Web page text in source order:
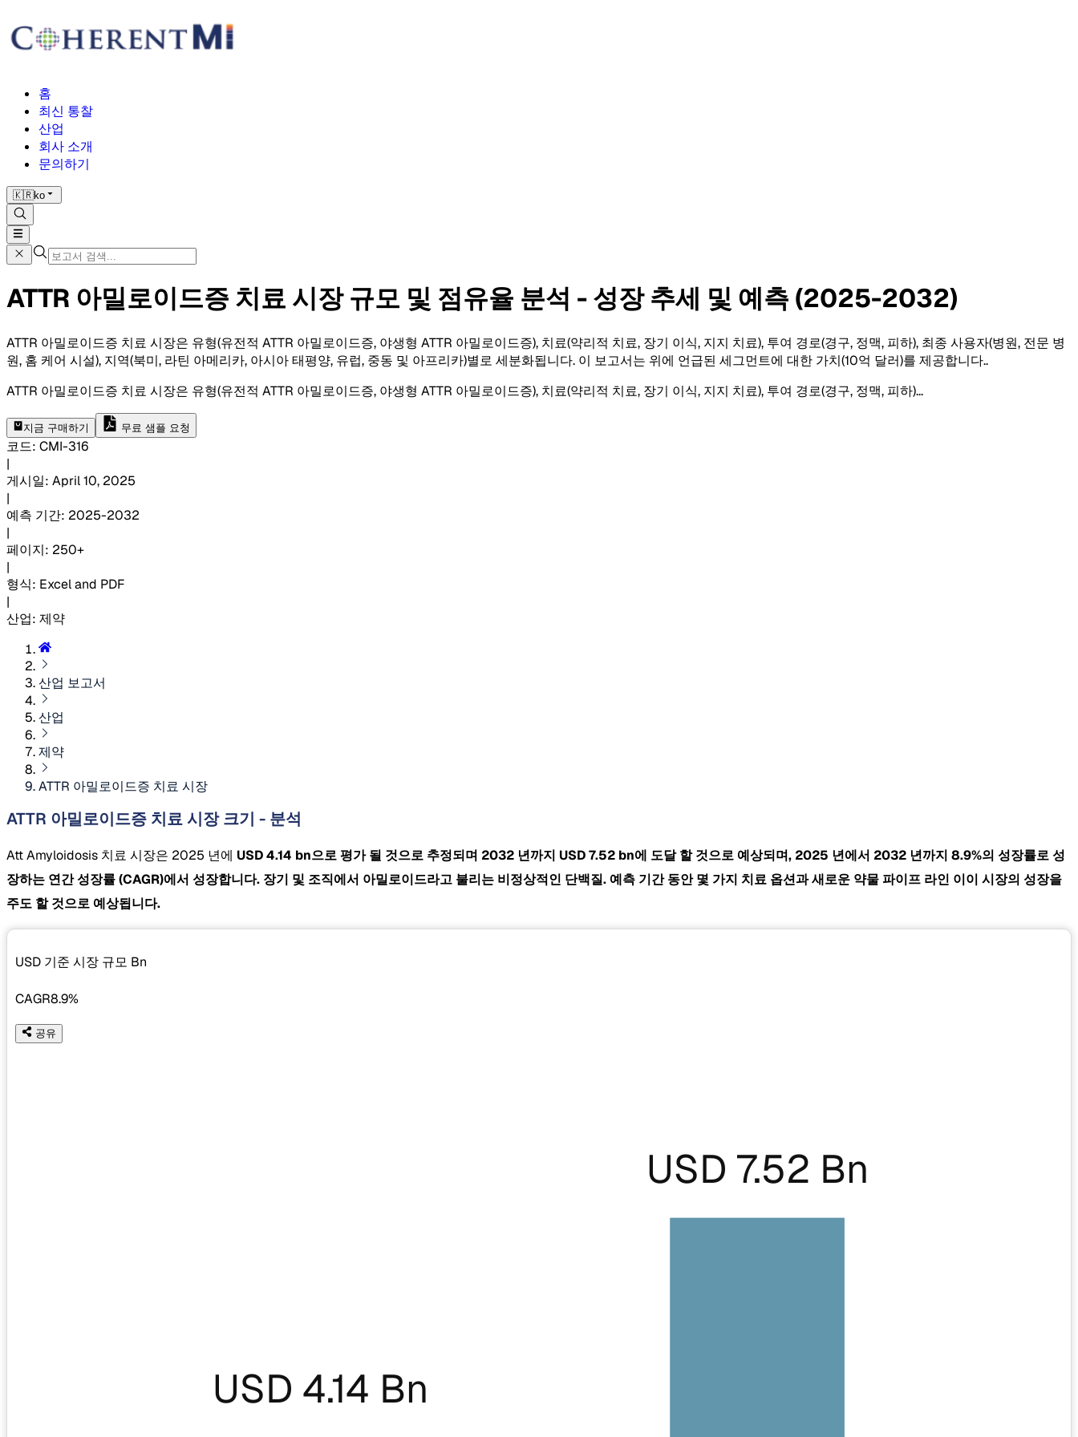
홈
최신 통찰
산업
회사 소개
문의하기
🇰🇷ko
ATTR 아밀로이드증 치료 시장 규모 및 점유율 분석 - 성장 추세 및 예측 (2025-2032)
ATTR 아밀로이드증 치료 시장은 유형(유전적 ATTR 아밀로이드증, 야생형 ATTR 아밀로이드증), 치료(약리적 치료, 장기 이식, 지지 치료), 투여 경로(경구, 정맥, 피하), 최종 사용자(병원, 전문 병
원, 홈 케어 시설), 지역(북미, 라틴 아메리카, 아시아 태평양, 유럽, 중동 및 아프리카)별로 세분화됩니다. 이 보고서는 위에 언급된 세그먼트에 대한 가치(10억 달러)를 제공합니다..
ATTR 아밀로이드증 치료 시장은 유형(유전적 ATTR 아밀로이드증, 야생형 ATTR 아밀로이드증), 치료(약리적 치료, 장기 이식, 지지 치료), 투여 경로(경구, 정맥, 피하)...
지금 구매하기 무료 샘플 요청
코드: CMI-316
|
게시일: April 10, 2025
|
예측 기간: 2025-2032
|
페이지: 250+
|
형식: Excel and PDF
|
산업: 제약
산업 보고서
산업
제약
ATTR 아밀로이드증 치료 시장
ATTR 아밀로이드증 치료 시장 크기 - 분석
Att Amyloidosis 치료 시장은 2025 년에 USD 4.14 bn으로 평가 될 것으로 추정되며 2032 년까지 USD 7.52 bn에 도달 할 것으로 예상되며, 2025 년에서 2032 년까지 8.9%의 성장률로 성
장하는 연간 성장률(CAGR)에서 성장합니다. 장기 및 조직에서 아밀로이드라고 불리는 비정상적인 단백질. 예측 기간 동안 몇 가지 치료 옵션과 새로운 약물 파이프 라인 이이 시장의 성장을
주도 할 것으로 예상됩니다.
USD 기준 시장 규모 Bn
CAGR8.9%
공유
USD 4.14 Bn
USD 7.52 Bn